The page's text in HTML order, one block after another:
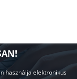
használja elektronikus